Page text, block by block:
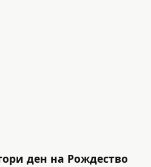
ден на Рождество